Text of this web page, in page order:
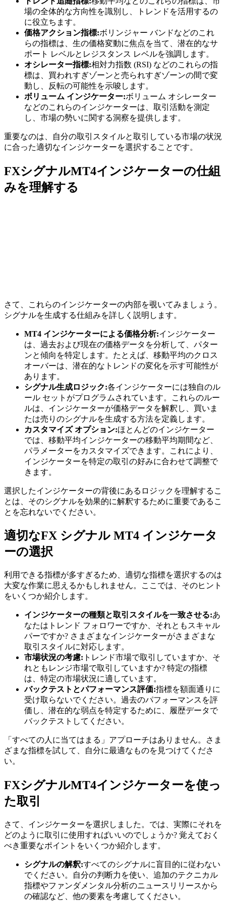
場の全体的な方向性を識別し、トレンドを活用するの
に役立ちます。
価格アクション指標:ボリンジャー バンドなどのこれ
らの指標は、生の価格変動に焦点を当て、潜在的なサ
ポート レベルとレジスタンス レベルを強調します。
オシレーター指標:相対力指数 (RSI) などのこれらの指
標は、買われすぎゾーンと売られすぎゾーンの間で変
動し、反転の可能性を示唆します。
ボリューム インジケーター:ボリューム オシレーター
などのこれらのインジケーターは、取引活動を測定
し、市場の勢いに関する洞察を提供します。
重要なのは、自分の取引スタイルと取引している市場の状況
に合った適切なインジケーターを選択することです。
FXシグナルMT4インジケーターの仕組
みを理解する
さて、これらのインジケーターの内部を覗いてみましょう。
シグナルを生成する仕組みを詳しく説明します。
MT4 インジケーターによる価格分析:インジケーター
は、過去および現在の価格データを分析して、パター
ンと傾向を特定します。たとえば、移動平均のクロス
オーバーは、潜在的なトレンドの変化を示す可能性が
あります。
シグナル生成ロジック:各インジケーターには独自のル
ール セットがプログラムされています。これらのルー
ルは、インジケーターが価格データを解釈し、買いま
たは売りのシグナルを生成する方法を定義します。
カスタマイズ オプション:ほとんどのインジケーター
では、移動平均インジケーターの移動平均期間など、
パラメーターをカスタマイズできます。これにより、
インジケーターを特定の取引の好みに合わせて調整で
きます。
選択したインジケーターの背後にあるロジックを理解するこ
とは、そのシグナルを効果的に解釈するために重要であるこ
とを忘れないでください。
適切なFX シグナル MT4 インジケータ
ーの選択
利用できる指標が多すぎるため、適切な指標を選択するのは
大変な作業に思えるかもしれません。ここでは、そのヒント
をいくつか紹介します。
インジケーターの種類と取引スタイルを一致させる:あ
なたはトレンド フォロワーですか、それともスキャル
パーですか? さまざまなインジケーターがさまざまな
取引スタイルに対応します。
市場状況の考慮: トレンド市場で取引していますか、そ
れともレンジ市場で取引していますか? 特定の指標
は、特定の市場状況に適しています。
バックテストとパフォーマンス評価:指標を額面通りに
受け取らないでください。過去のパフォーマンスを評
価し、潜在的な弱点を特定するために、履歴データで
バックテストしてください。
「すべての人に当てはまる」アプローチはありません。さま
ざまな指標を試して、自分に最適なものを見つけてくださ
い。
FXシグナルMT4インジケーターを使っ
た取引
さて、インジケーターを選択しました。では、実際にそれを
どのように取引に使用すればいいのでしょうか? 覚えておく
べき重要なポイントをいくつか紹介します。
シグナルの解釈:すべてのシグナルに盲目的に従わない
でください。自分の判断力を使い、追加のテクニカル
指標やファンダメンタル分析のニュースリリースから
の確認など、他の要素を考慮してください。